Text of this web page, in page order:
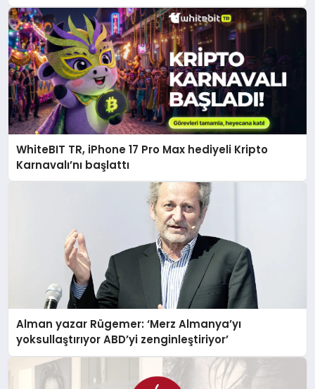
WhiteBIT TR, iPhone 17 Pro Max hediyeli Kripto
Karnavalı’nı başlattı
Alman yazar Rügemer: ‘Merz Almanya’yı
yoksullaştırıyor ABD’yi zenginleştiriyor’